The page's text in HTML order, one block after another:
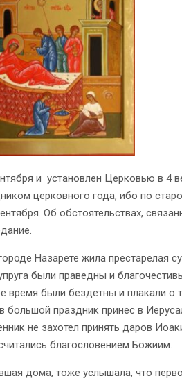
и установлен Церковью в 4
церковного года, ибо по
Об обстоятельствах,
Назарете жила престарелая
были праведны и
время были бездетны и плакали о
праздник принес в
не захотел принять даров
благословением Божиим.
дома, тоже услышала, что